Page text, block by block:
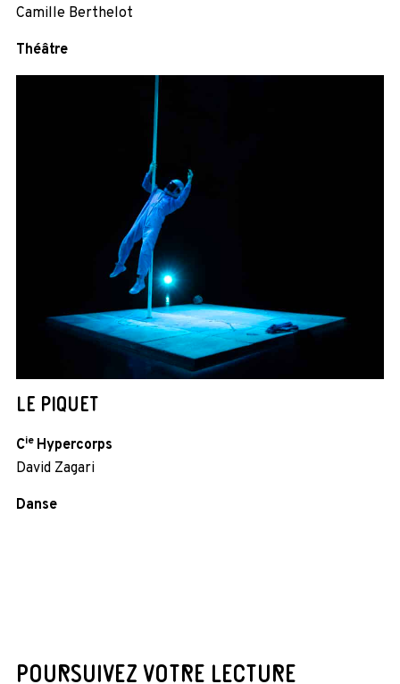
Camille Berthelot
Théâtre
LE PIQUET
Cie Hypercorps
David Zagari
Danse
POURSUIVEZ VOTRE LECTURE